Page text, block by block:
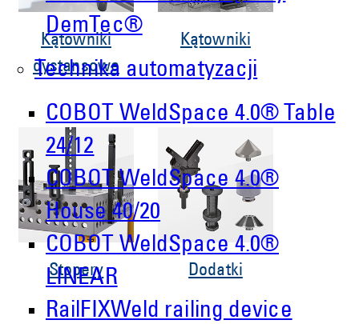
DemTec®
Technika automatyzacji
COBOT WeldSpace 4.0® Table
24/12
COBOT WeldSpace 4.0®
House 40/20
COBOT WeldSpace 4.0®
LINEAR
RailFIXWeld railing device
Kątowniki
dystansowe
Kątowniki
Stopery Dodatki